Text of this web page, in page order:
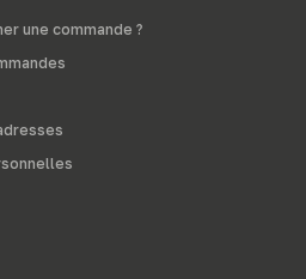
une commande ?